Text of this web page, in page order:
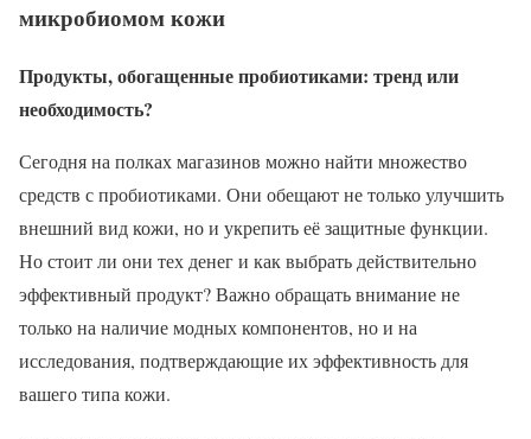
микробиомом кожи
Продукты, обогащенные пробиотиками: тренд или
необходимость?
Сегодня на полках магазинов можно найти множество
средств с пробиотиками. Они обещают не только улучшить
внешний вид кожи, но и укрепить её защитные функции.
Но стоит ли они тех денег и как выбрать действительно
эффективный продукт? Важно обращать внимание не
только на наличие модных компонентов, но и на
исследования, подтверждающие их эффективность для
вашего типа кожи.